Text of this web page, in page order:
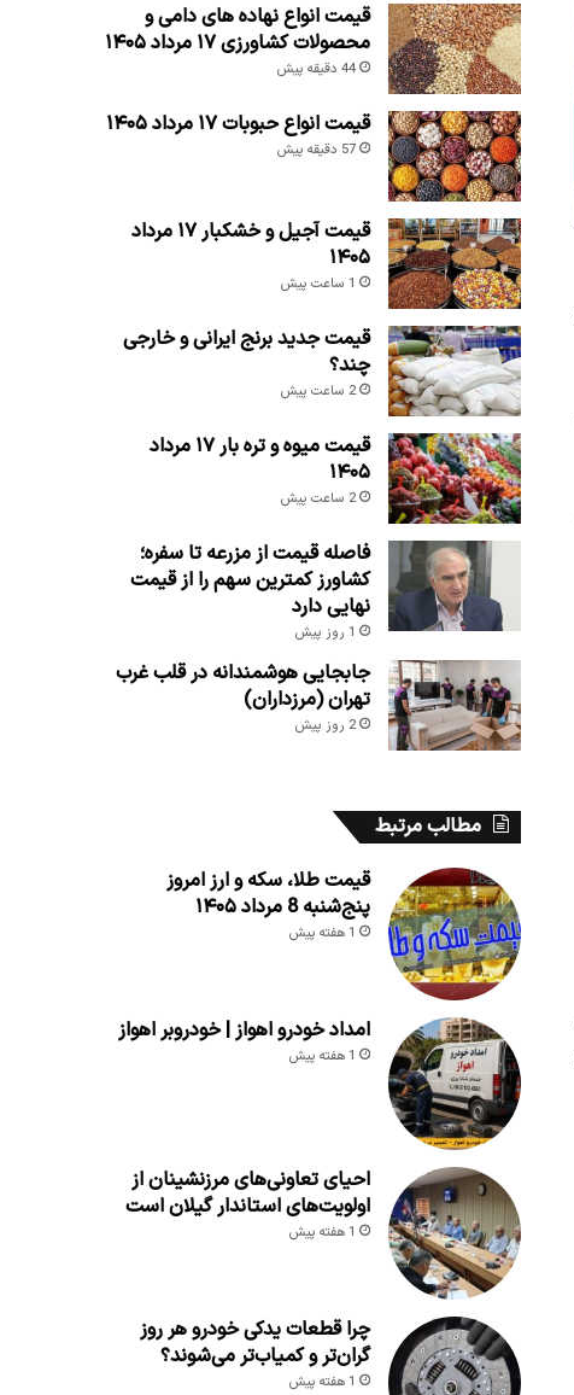
قیمت انواع نهاده های دامی و
محصولات کشاورزی ۱۷ مرداد ۱۴۰۵
44 دقیقه پیش
قیمت انواع حبوبات ۱۷ مرداد ۱۴۰۵
57 دقیقه پیش
قیمت آجیل و خشکبار ۱۷ مرداد
۱۴۰۵
1 ساعت پیش
قیمت جدید برنج ایرانی و خارجی
چند؟
2 ساعت پیش
قیمت میوه و تره بار ۱۷ مرداد
۱۴۰۵
2 ساعت پیش
فاصله قیمت از مزرعه تا سفره؛
کشاورز کمترین سهم را از قیمت
نهایی دارد
1 روز پیش
جابجایی هوشمندانه در قلب غرب
تهران (مرزداران)
2 روز پیش
مطالب مرتبط
قیمت طلا، سکه و ارز امروز
پنج‌شنبه 8 مرداد ۱۴۰۵
1 هفته پیش
امداد خودرو اهواز | خودروبر اهواز
1 هفته پیش
احیای تعاونی‌های مرزنشینان از
اولویت‌های استاندار گیلان است
1 هفته پیش
چرا قطعات یدکی خودرو هر روز
گران‌تر و کمیاب‌تر می‌شوند؟
1 هفته پیش